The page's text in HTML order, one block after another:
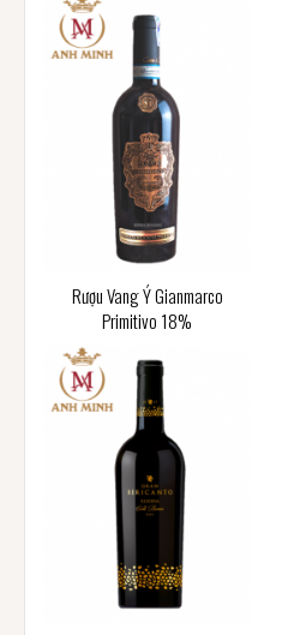
Rượu Vang Ý Gianmarco
Primitivo 18%